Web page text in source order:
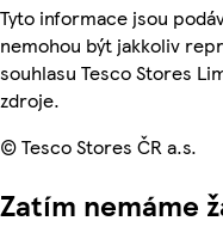
Tyto informace jsou
nemohou být jakkoliv
souhlasu Tesco Stores
zdroje.
© Tesco Stores ČR a.s.
Zatím nemáme